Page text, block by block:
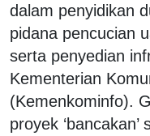
dalam penyidikan
pidana pencucian
serta penyedian
Kementerian
(Kemenkominfo).
proyek